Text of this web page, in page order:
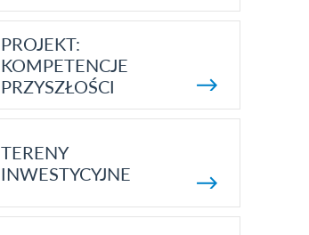
PROJEKT:
KOMPETENCJE
PRZYSZŁOŚCI
TERENY
INWESTYCYJNE